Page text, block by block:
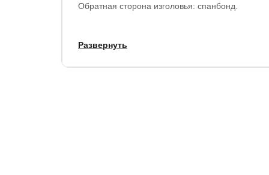
Обратная сторона изголовья: спанбонд.
Внешние габариты кровати:
Развернуть